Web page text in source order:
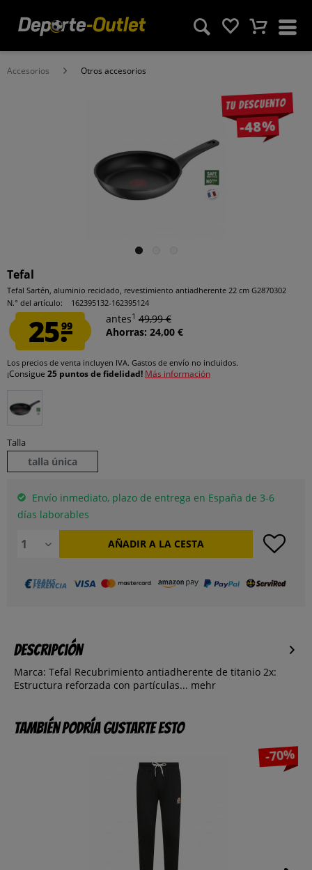
Accesorios Otros accesorios
Tu descuento
-48%
Tefal
Tefal Sartén, aluminio reciclado, revestimiento antiadherente 22 cm G2870302
N.° del artículo:
162395132-162395124
25.99
antes1 49,99 €
Ahorras: 24,00 €
Los precios de venta incluyen IVA. Gastos de envío no incluidos.
¡Consigue 25 puntos de fidelidad! Más información
Talla
talla única
Envío inmediato, plazo de entrega en España de 3-6
días laborables
AÑADIR A LA CESTA
Descripción
Marca: Tefal Recubrimiento antiadherente de titanio 2x:
Estructura reforzada con partículas... mehr
También podría gustarte esto
-70%